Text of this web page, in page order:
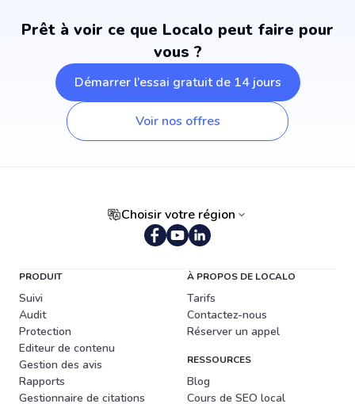
Prêt à voir ce que Localo peut faire pour
vous ?
Démarrer l’essai gratuit de 14 jours
Voir nos offres
Choisir votre région
PRODUIT
Suivi
Audit
Protection
Editeur de contenu
Gestion des avis
Rapports
Gestionnaire de citations
À PROPOS DE LOCALO
Tarifs
Contactez-nous
Réserver un appel
RESSOURCES
Blog
Cours de SEO local